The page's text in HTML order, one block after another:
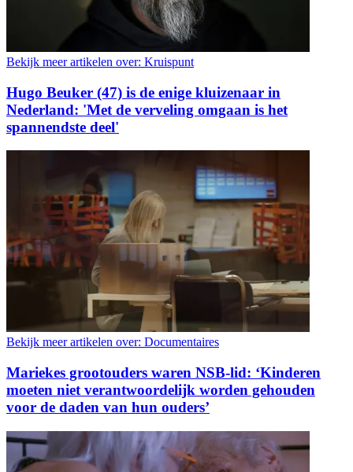
Bekijk meer artikelen over: Kruispunt
Hugo Beuker (47) is de enige kluizenaar in
Nederland: 'Met de verveling omgaan is het
spannendste deel'
Bekijk meer artikelen over: Documentaires
Mariekes grootouders waren NSB-lid: ‘Kinderen
moeten niet verantwoordelijk worden gehouden
voor de daden van hun ouders’